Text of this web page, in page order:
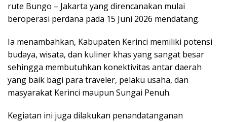
rute Bungo – Jakarta yang direncanakan mulai
beroperasi perdana pada 15 Juni 2026 mendatang.
Ia menambahkan, Kabupaten Kerinci memiliki potensi
budaya, wisata, dan kuliner khas yang sangat besar
sehingga membutuhkan konektivitas antar daerah
yang baik bagi para traveler, pelaku usaha, dan
masyarakat Kerinci maupun Sungai Penuh.
Kegiatan ini juga dilakukan penandatanganan